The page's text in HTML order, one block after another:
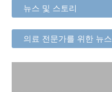
뉴스 및 스토리
의료 전문가를 위한 뉴스